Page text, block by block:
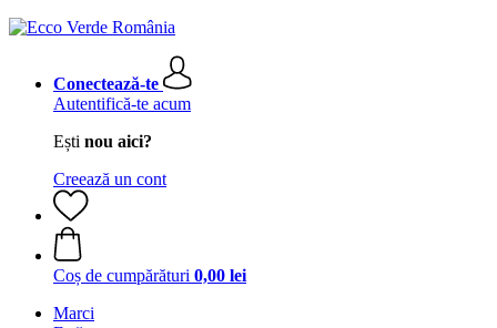
Conectează-te
Autentifică-te acum
Ești nou aici?
Creează un cont
Coș de cumpărături 0,00 lei
Marci